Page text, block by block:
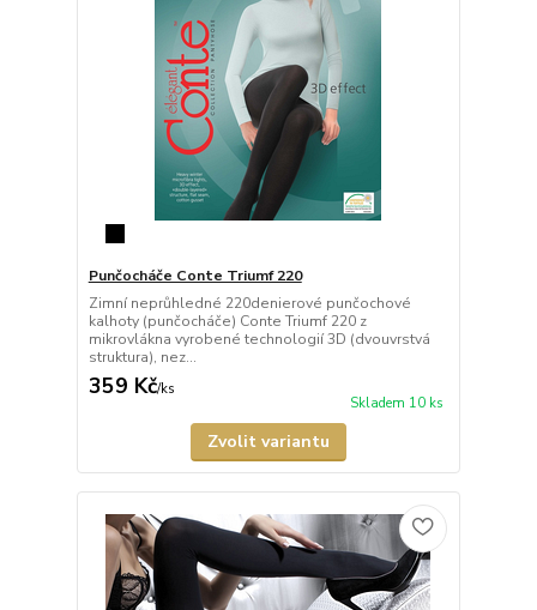
Punčocháče Conte Triumf 220
Zimní neprůhledné 220denierové punčochové
kalhoty (punčocháče) Conte Triumf 220 z
mikrovlákna vyrobené technologií 3D (dvouvrstvá
struktura), nez...
359 Kč/ks
Skladem 10 ks
Zvolit variantu